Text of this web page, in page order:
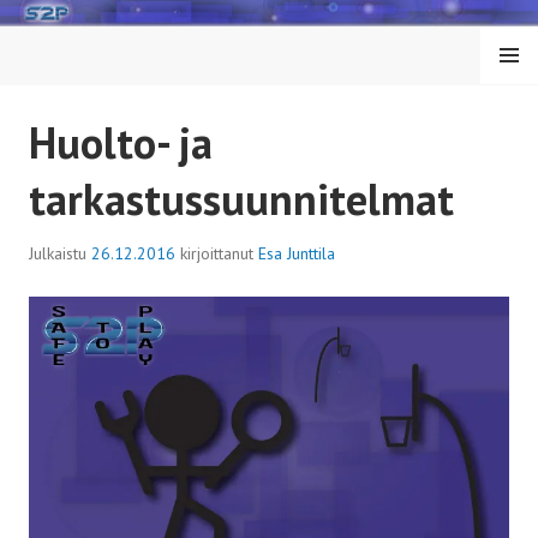
Siirry
VALIK
KO
Huolto- ja
tarkastussuunnitelmat
Julkaistu 26.12.2016 kirjoittanut Esa Junttila